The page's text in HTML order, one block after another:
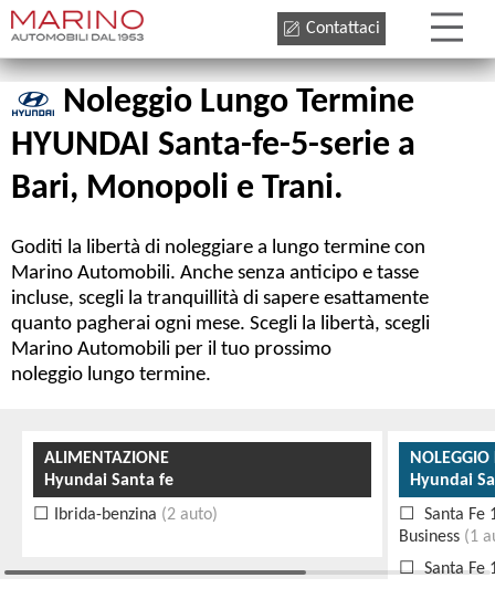
Contattaci
Noleggio Lungo Termine
HYUNDAI Santa-fe-5-serie a
Bari, Monopoli e Trani.
Goditi la libertà di noleggiare a lungo termine con
Marino Automobili. Anche senza anticipo e tasse
incluse, scegli la tranquillità di sapere esattamente
quanto pagherai ogni mese. Scegli la libertà, scegli
Marino Automobili per il tuo prossimo
noleggio lungo termine.
ALIMENTAZIONE
Hyundai Santa fe
Ibrida-benzina (2 auto)
Hyundai
Santa Fe
Business (1
Santa Fe